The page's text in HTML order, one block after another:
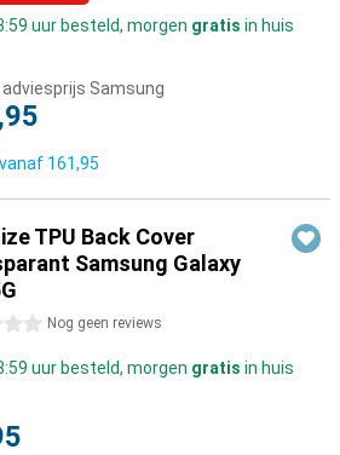
uur besteld, morgen gratis in huis
adviesprijs Samsung
161,95
TPU Back Cover
Samsung Galaxy
Nog geen reviews
uur besteld, morgen gratis in huis